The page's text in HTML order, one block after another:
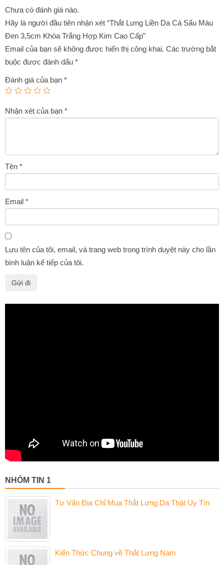
Chưa có đánh giá nào.
Hãy là người đầu tiên nhận xét “Thắt Lưng Liền Da Cá Sấu Màu
Đen 3,5cm Khóa Trắng Hợp Kim Cao Cấp”
Email của bạn sẽ không được hiển thị công khai. Các trường bắt
buộc được đánh dấu *
Đánh giá của bạn *
Nhận xét của bạn *
Tên *
Email *
Lưu tên của tôi, email, và trang web trong trình duyệt này cho lần
bình luận kế tiếp của tôi.
NHÓM TIN 1
Tư Vấn Địa Chỉ Mua Thắt Lưng Da Thật Uy Tín
Kiến Thức Chung về Thắt Lưng Nam